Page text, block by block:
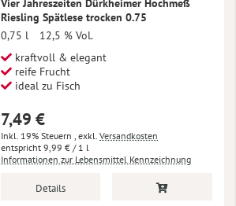
Vier Jahreszeiten Dürkheimer Hochmeß
Riesling Spätlese trocken 0.75
0,75 l
12,5 % Vol.
kraftvoll & elegant
reife Frucht
ideal zu Fisch
7,49 €
Inkl. 19% Steuern , exkl. Versandkosten
9,99 € / 1 l
Informationen zur Lebensmittel Kennzeichnung
Details